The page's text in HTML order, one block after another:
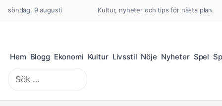
söndag, 9 augusti Kultur, nyheter och tips för nästa plan.
Hem Blogg Ekonomi Kultur Livsstil Nöje Nyheter Spel
Sök
efter: